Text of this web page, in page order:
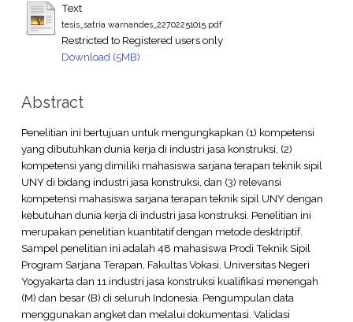
Text
tesis_satria warnandes_22702251015.pdf
Restricted to Registered users only
Download (5MB)
Abstract
Penelitian ini bertujuan untuk mengungkapkan (1) kompetensi
yang dibutuhkan dunia kerja di industri jasa konstruksi, (2)
kompetensi yang dimiliki mahasiswa sarjana terapan teknik sipil
UNY di bidang industri jasa konstruksi, dan (3) relevansi
kompetensi mahasiswa sarjana terapan teknik sipil UNY dengan
kebutuhan dunia kerja di industri jasa konstruksi. Penelitian ini
merupakan penelitian kuantitatif dengan metode desktriptif.
Sampel penelitian ini adalah 48 mahasiswa Prodi Teknik Sipil
Program Sarjana Terapan, Fakultas Vokasi, Universitas Negeri
Yogyakarta dan 11 industri jasa konstruksi kualifikasi menengah
(M) dan besar (B) di seluruh Indonesia. Pengumpulan data
menggunakan angket dan melalui dokumentasi. Validasi